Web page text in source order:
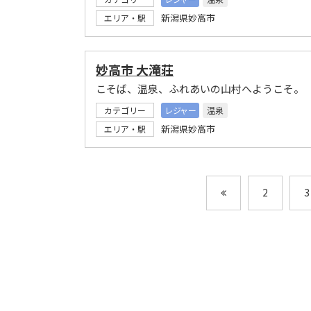
エリア・駅
新潟県妙高市
妙高市 大滝荘
こそば、温泉、ふれあいの山村へようこそ。
カテゴリー レジャー
温泉
エリア・駅
新潟県妙高市
2 3